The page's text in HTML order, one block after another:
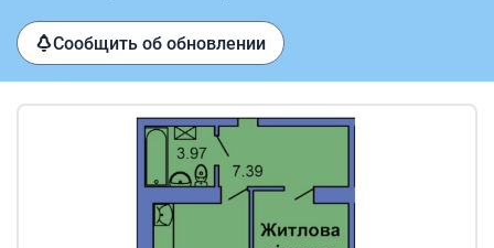
Сообщить об обновлении